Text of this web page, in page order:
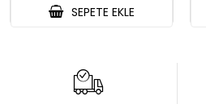
SEPETE EKLE